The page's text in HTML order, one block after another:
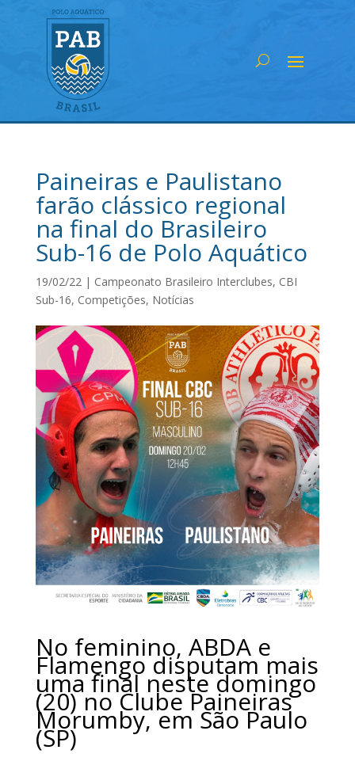
Paineiras e Paulistano
farão clássico regional
na final do Brasileiro
Sub-16 de Polo Aquático
19/02/22 | Campeonato Brasileiro Interclubes, CBI
Sub-16, Competições, Notícias
No feminino, ABDA e
Flamengo disputam mais
uma final neste domingo
(20) no Clube Paineiras
Morumby, em São Paulo
(SP)